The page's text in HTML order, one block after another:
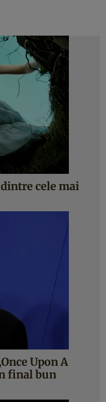
cele mai
Upon A
final bun